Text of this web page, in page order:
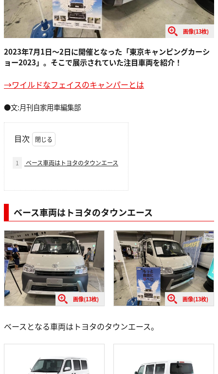
画像(13枚)
2023年7月1日〜2日に開催となった「東京キャンピングカーシ
ョー2023」。そこで展示されていた注目車両を紹介！
→ワイルドなフェイスのキャンパーとは
●文:月刊自家用車編集部
目次
1 ベース車両はトヨタのタウンエース
ベース車両はトヨタのタウンエース
画像(13枚) 画像(13枚)
ベースとなる車両はトヨタのタウンエース。